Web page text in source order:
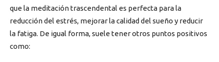
que la meditación trascendental es perfecta para la
reducción del estrés, mejorar la calidad del sueño y reducir
la fatiga. De igual forma, suele tener otros puntos positivos
como: